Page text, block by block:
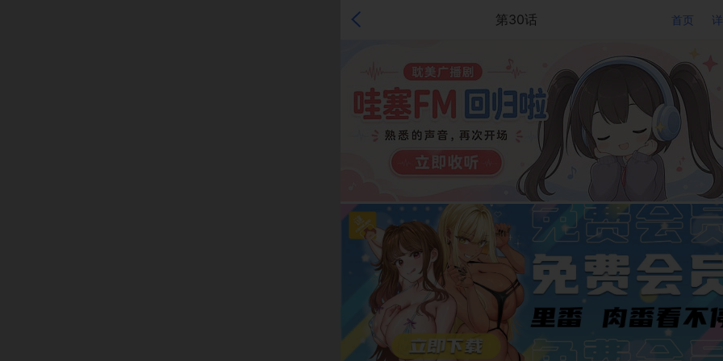
第30话 首页